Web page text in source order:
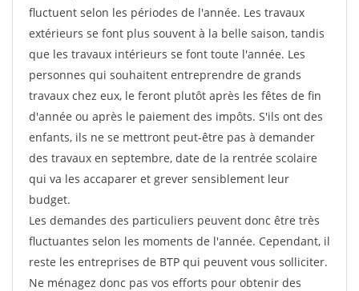
fluctuent selon les périodes de l'année. Les travaux
extérieurs se font plus souvent à la belle saison, tandis
que les travaux intérieurs se font toute l'année. Les
personnes qui souhaitent entreprendre de grands
travaux chez eux, le feront plutôt après les fêtes de fin
d'année ou après le paiement des impôts. S'ils ont des
enfants, ils ne se mettront peut-être pas à demander
des travaux en septembre, date de la rentrée scolaire
qui va les accaparer et grever sensiblement leur
budget.
Les demandes des particuliers peuvent donc être très
fluctuantes selon les moments de l'année. Cependant, il
reste les entreprises de BTP qui peuvent vous solliciter.
Ne ménagez donc pas vos efforts pour obtenir des